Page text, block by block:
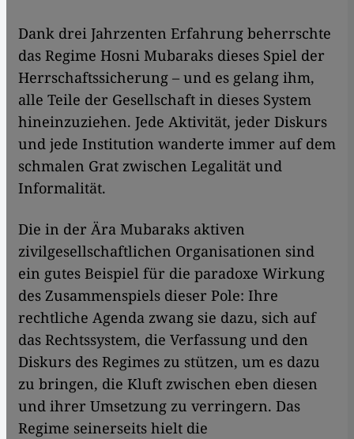
Dank drei Jahrzenten Erfahrung beherrschte
das Regime Hosni Mubaraks dieses Spiel der
Herrschaftssicherung – und es gelang ihm,
alle Teile der Gesellschaft in dieses System
hineinzuziehen. Jede Aktivität, jeder Diskurs
und jede Institution wanderte immer auf dem
schmalen Grat zwischen Legalität und
Informalität.
Die in der Ära Mubaraks aktiven
zivilgesellschaftlichen Organisationen sind
ein gutes Beispiel für die paradoxe Wirkung
des Zusammenspiels dieser Pole: Ihre
rechtliche Agenda zwang sie dazu, sich auf
das Rechtssystem, die Verfassung und den
Diskurs des Regimes zu stützen, um es dazu
zu bringen, die Kluft zwischen eben diesen
und ihrer Umsetzung zu verringern. Das
Regime seinerseits hielt die